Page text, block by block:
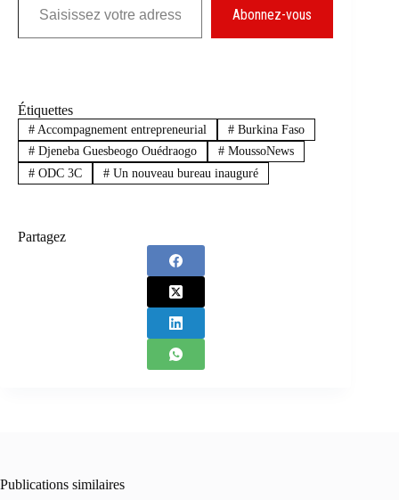
Abonnez-vous
Étiquettes
#Accompagnement entrepreneurial #Burkina Faso
#Djeneba Guesbeogo Ouédraogo #MoussoNews
#ODC 3C #Un nouveau bureau inauguré
Partagez
Publications similaires